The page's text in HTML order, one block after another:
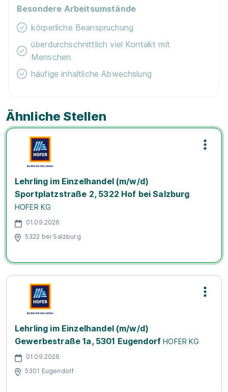
Ähnliche Stellen
Lehrling im Einzelhandel (m/w/d)
Sportplatzstraße 2, 5322 Hof bei Salzburg
HOFER KG
01.09.2026
5322 bei Salzburg
Lehrling im Einzelhandel (m/w/d)
Gewerbestraße 1a, 5301 Eugendorf HOFER KG
01.09.2026
5301 Eugendorf
Besondere Arbeitsumstände
körperliche Beanspruchung
überdurchschnittlich viel Kontakt mit
Menschen
häufige inhaltliche Abwechslung